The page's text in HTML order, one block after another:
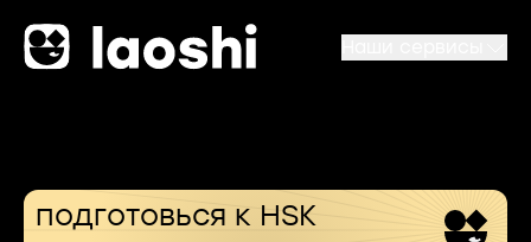
подготовься к HSK